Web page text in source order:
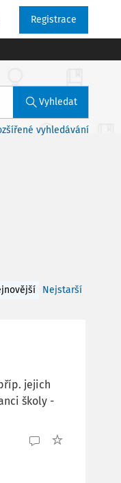
Registrace
Vyhledat
vyhledávání
Nejstarší
jejich
školy -